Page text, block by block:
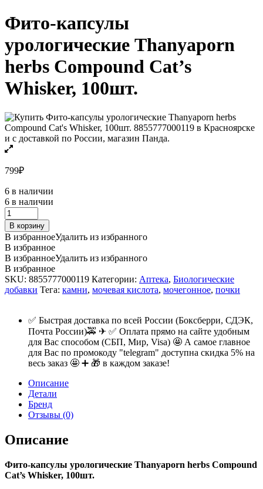
Фито-капсулы
урологические Thanyaporn
herbs Compound Cat’s
Whisker, 100шт.
799₽
6 в наличии
6 в наличии
Фито-
капсулы
урологические
Thanyaporn
herbs
Compound
Cat's
Whisker,
100шт.
В корзину
В избранноеУдалить из избранного
В избранное
В избранноеУдалить из избранного
В избранное
SKU: 8855777000119 Категории: Аптека, Биологические
добавки Тега: камни, мочевая кислота, мочегонное, почки
✅ Быстрая доставка по всей России (Боксберри, СДЭК,
Почта России)🚕 ✈ ✅ Оплата прямо на сайте удобным
для Вас способом (СБП, Мир, Visa) 🤩 А самое главное
для Вас по промокоду "telegram" доступна скидка 5% на
весь заказ 🤩 ➕ 🎁 в каждом заказе!
Описание
Детали
Бренд
Отзывы (0)
Описание
Фито-капсулы урологические Thanyaporn herbs Compound
Cat’s Whisker, 100шт.